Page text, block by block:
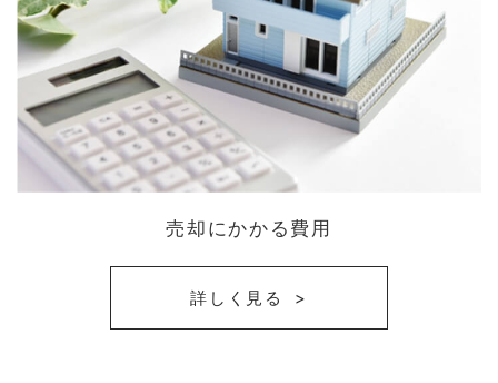
売却にかかる費用
詳しく見る